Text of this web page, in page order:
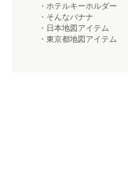
・ホテルキーホルダー
・そんなバナナ
・日本地図アイテム
・東京都地図アイテム